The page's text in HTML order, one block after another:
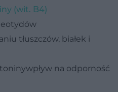
(wit. B4)
tłuszczów, białek i
na odporność